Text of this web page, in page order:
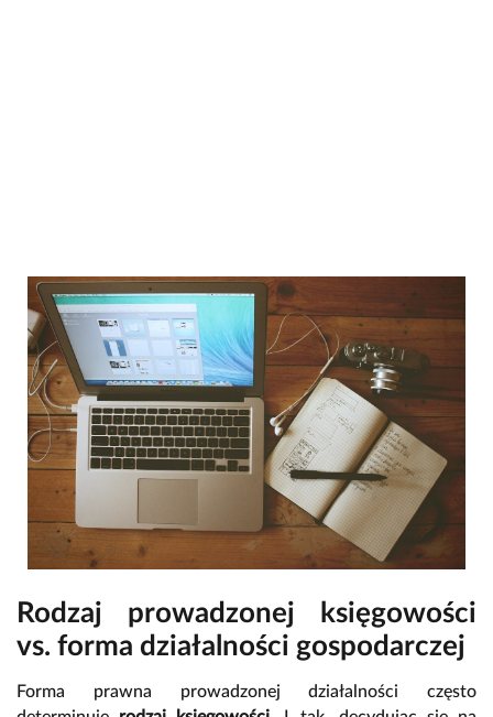
Rodzaj prowadzonej księgowości
vs. forma działalności gospodarczej
Forma prawna prowadzonej działalności często